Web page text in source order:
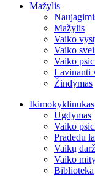
Mažylis
Mažylis
Vaiko
Vaiko
Vaiko
Lavinanti
Žindymas
Ikimokyklinukas
Ugdymas
Vaiko
Pradedu
Vaikų
Vaiko
Biblioteka